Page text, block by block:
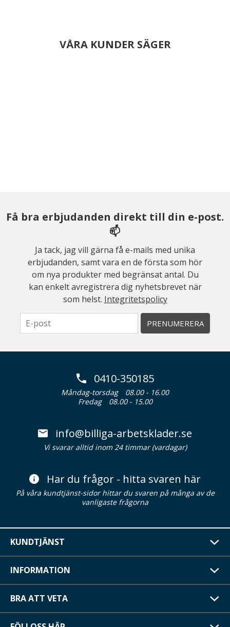
VÅRA KUNDER SÄGER
Få bra erbjudanden direkt till din e-post.
📫
Ja tack, jag vill gärna få e-mails med unika
erbjudanden, samt vara en de första som hör
om nya produkter med begränsat antal. Du
kan enkelt avregistrera dig nyhetsbrevet när
som helst. Integritetspolicy
PRENUMERERA
0410-350185
Måndag-torsdag
08.00 - 16.00
Fredag
08.00 - 15.00
info@billiga-arbetsklader.se
Vi svarar alltid inom 24 timmar (vardagar)
Har du frågor - hitta svaren här
På våra kundtjänst-sidor hittar du svaren på många av de
vanligaste frågorna
KUNDTJÄNST
INFORMATION
BRA ATT VETA